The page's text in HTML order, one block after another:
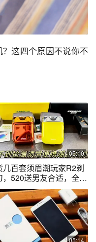
这四个原因不说你不
05:10
几百套须眉潮玩家R2剃
，520送男友合适，全合
体机身
05:14